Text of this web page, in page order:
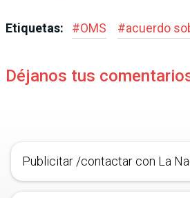
Etiquetas: #OMS #acuerdo
Déjanos tus
Publicitar /contactar con La